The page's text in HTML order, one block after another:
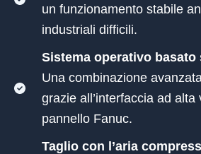
un funzionamento stabile
industriali difficili.
Sistema operativo basato
Una combinazione
grazie all’interfaccia ad alta
pannello Fanuc.
Taglio con l’aria